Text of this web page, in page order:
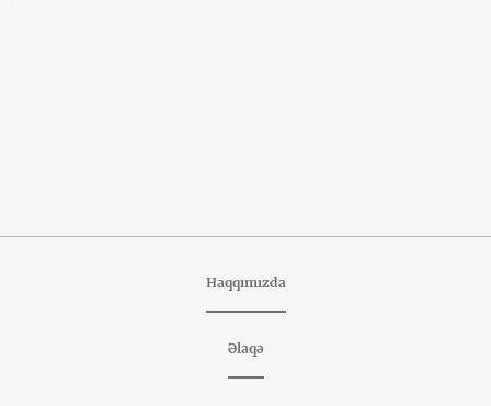
Haqqımızda
Əlaqə